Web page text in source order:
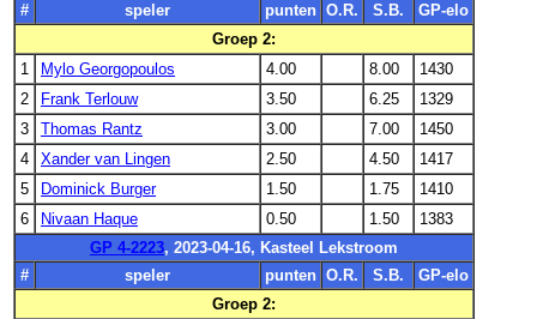
#
speler punten O.R. S.B.
GP-elo
Groep 2:
1
Mylo Georgopoulos 4.00 8.00
1430
2
Frank Terlouw 3.50 6.25
1329
3
Thomas Rantz 3.00 7.00
1450
4
Xander van Lingen 2.50 4.50
1417
5
Dominick Burger 1.50 1.75
1410
6
Nivaan Haque 0.50 1.50
1383
GP 4-2223, 2023-04-16, Kasteel Lekstroom
#
speler punten O.R. S.B.
GP-elo
Groep 2: